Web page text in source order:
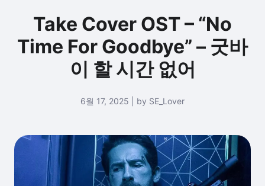
Take Cover OST – “No
Time For Goodbye” – 굿바
이 할 시간 없어
6월 17, 2025 | by SE_Lover